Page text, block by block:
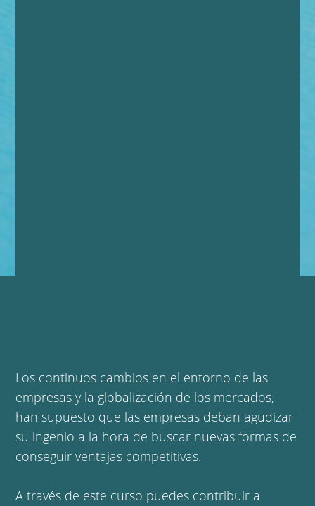
Los continuos cambios en el entorno de las
empresas y la globalización de los mercados,
han supuesto que las empresas deban agudizar
su ingenio a la hora de buscar nuevas formas de
conseguir ventajas competitivas.
A través de este curso puedes contribuir a